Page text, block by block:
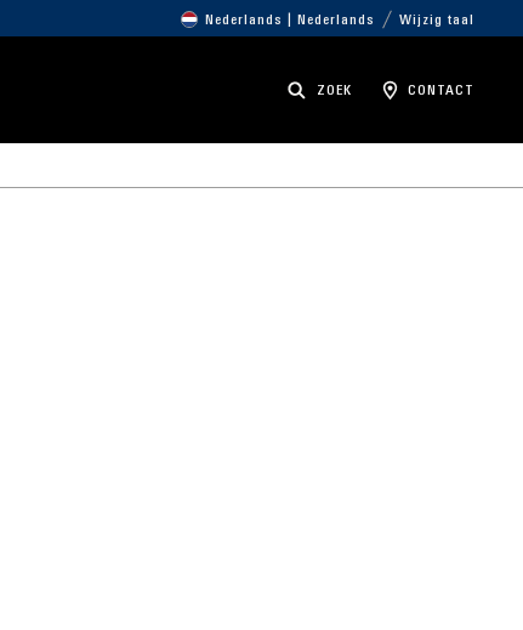
Nederlands | Nederlands Wijzig taal
ZOEK CONTACT